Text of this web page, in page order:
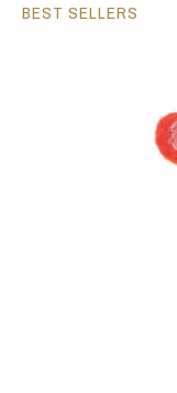
BEST SELLERS